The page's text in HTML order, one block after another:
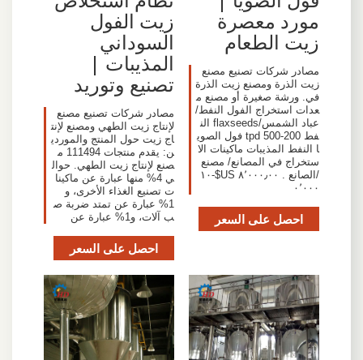
مورد معصرة
زيت الطعام
مصادر شركات تصنيع مصنع
زيت الذرة ومصنع زيت الذرة
في. ورشة صغيرة أو مصنع م
عدات استخراج الفول النفط/
عباد الشمس/flaxseeds الن
فط 200-500 tpd فول الصوي
ا النفط المذيبات ماكينات الا
ستخراج في المصانع/ مصنع
/الصانع . ٨٬٠٠٠٫٠٠ US$-١٠
٠٬٠٠٠
احصل على السعر
زيت الفول
السوداني
المذيبات |
تصنيع وتوريد
مصادر شركات تصنيع مصنع
لإنتاج زيت الطهي ومصنع لإنت
اج زيت حول المنتج والموردي
ن: يقدم منتجات 111494 م
صنع لإنتاج زيت الطهي. حوال
ي 4% منها عبارة عن ماكينا
ت تصنيع الغذاء الأخرى، و
1% عبارة عن تمتد ضربة ص
ب آلات، و1% عبارة عن
احصل على السعر